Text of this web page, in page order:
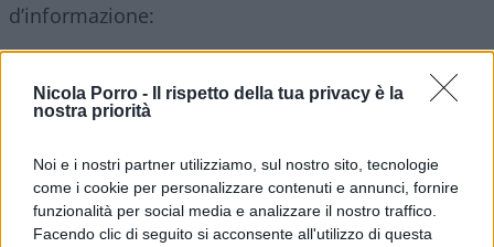
Nicola Porro -
Il rispetto della tua privacy è la
nostra priorità
Noi e i nostri partner utilizziamo, sul nostro sito, tecnologie
come i cookie per personalizzare contenuti e annunci, fornire
funzionalità per social media e analizzare il nostro traffico.
Facendo clic di seguito si acconsente all'utilizzo di questa
d’informazione:
1) “Tanti giornali italiani (escluso il Fatto )hanno
celebrato Draghi ‘a priori’
e a oltranza, da
avere avuto il consenso degli elettori”.